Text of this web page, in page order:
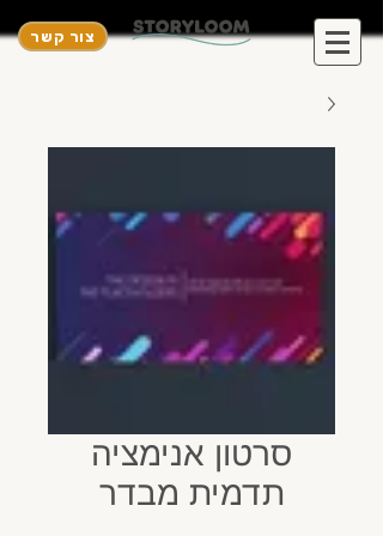
צור קשר
סרטון אנימציה
תדמית מבדר